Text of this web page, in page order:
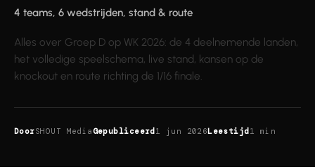
4 teams, 6 wedstrijden, stand & route
Alles over Groep D op WK 2026: de 4 deelnemende landen,
het volledige speelschema, live stand, kansen op de
knockout en route richting de 1/16 finale.
DoorSHOUT MediaGepubliceerd 1 jun 2026Leestijd 1 min